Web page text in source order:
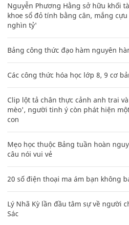
Nguyễn Phương Hằng sở hữu khối
khoe sổ đỏ tính bằng cân, mắng
nghìn tỷ'
Bảng công thức đạo hàm nguyên
Các công thức hóa học lớp 8, 9 cơ
Clip lột tả chân thực cảnh anh trai
mèo', người tinh ý còn phát hiện
con
Mẹo học thuộc Bảng tuần hoàn
câu nói vui vẻ
20 số điện thoại ma ám bạn không
Lý Nhã Kỳ lần đầu tâm sự về người
Sác